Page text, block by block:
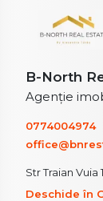
B-North
Agenție
0774004974
Str Traian Vuia
Deschide în